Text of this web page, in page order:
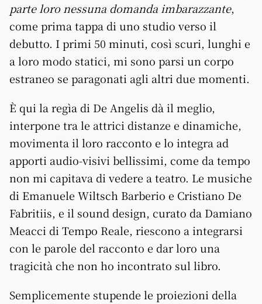
parte loro nessuna domanda imbarazzante,
come prima tappa di uno studio verso il
debutto. I primi 50 minuti, così scuri, lunghi e
a loro modo statici, mi sono parsi un corpo
estraneo se paragonati agli altri due momenti.
È qui la regìa di De Angelis dà il meglio,
interpone tra le attrici distanze e dinamiche,
movimenta il loro racconto e lo integra ad
apporti audio-visivi bellissimi, come da tempo
non mi capitava di vedere a teatro. Le musiche
di Emanuele Wiltsch Barberio e Cristiano De
Fabritiis, e il sound design, curato da Damiano
Meacci di Tempo Reale, riescono a integrarsi
con le parole del racconto e dar loro una
tragicità che non ho incontrato sul libro.
Semplicemente stupende le proiezioni della